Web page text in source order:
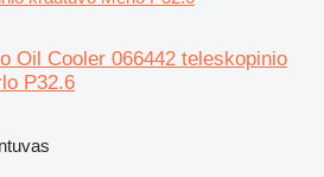
Oil Cooler 066442 teleskopinio
P32.6